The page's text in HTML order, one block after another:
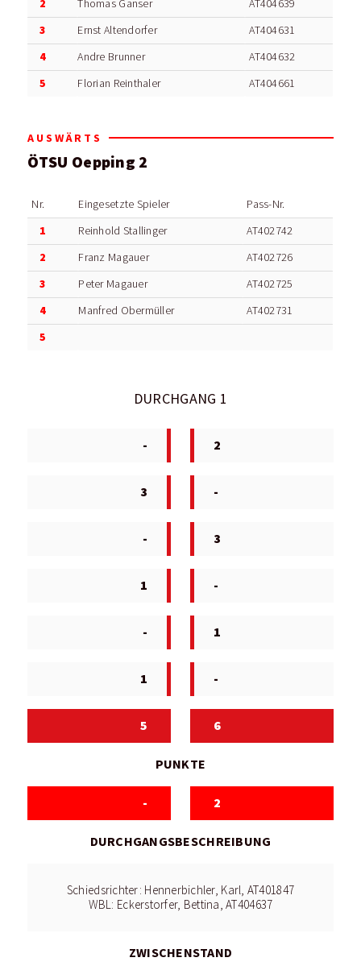
2 Thomas Ganser AT404639
3 Ernst Altendorfer AT404631
4 Andre Brunner AT404632
5 Florian Reinthaler AT404661
AUSWÄRTS
ÖTSU Oepping 2
Nr. Eingesetzte Spieler Pass-Nr.
1 Reinhold Stallinger AT402742
2 Franz Magauer AT402726
3 Peter Magauer AT402725
4 Manfred Obermüller AT402731
5
DURCHGANG 1
- 2
3 -
- 3
1 -
- 1
1 -
5 6
PUNKTE
- 2
DURCHGANGSBESCHREIBUNG
Schiedsrichter: Hennerbichler, Karl, AT401847
WBL: Eckerstorfer, Bettina, AT404637
ZWISCHENSTAND